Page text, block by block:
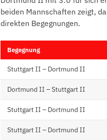
beiden Mannschaften zeigt,
direkten Begegnungen.
Begegnung
Stuttgart II – Dortmund II
Dortmund II – Stuttgart II
Stuttgart II – Dortmund II
Stuttgart II – Dortmund II